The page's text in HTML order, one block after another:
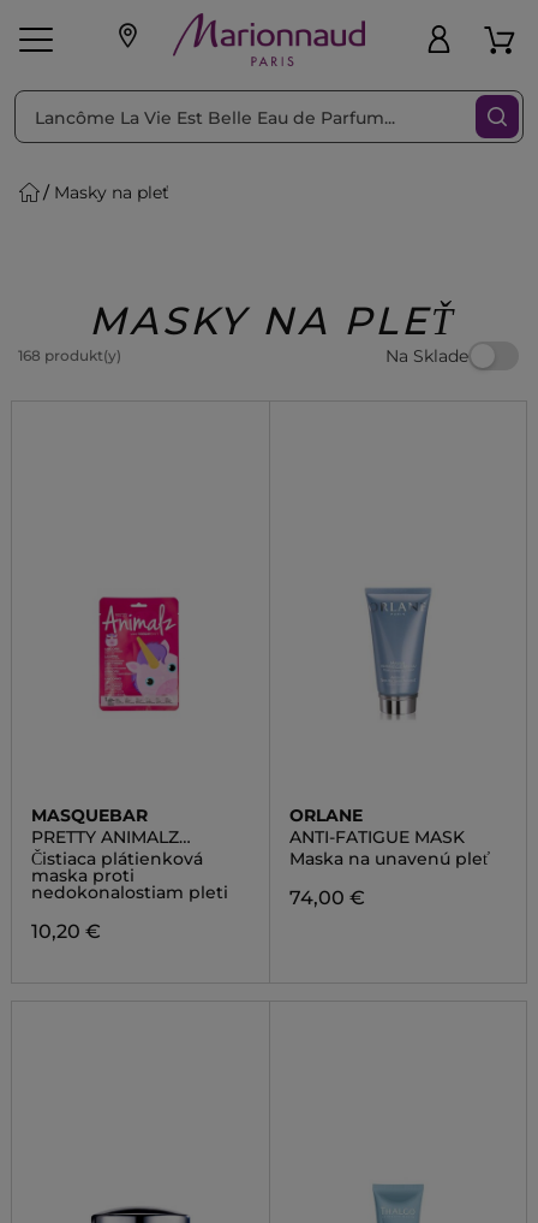
pleť Líčenie
Beauty
Masky na pleť
MASKY NA PLEŤ
168 produkt(y) Na Sklade
Triediť podľa Filtrovať
MASQUEBAR
PRETTY ANIMALZ
UNICORN
Čistiaca plátienková
maska proti
nedokonalostiam pleti
10,20 €
ORLANE
ANTI-FATIGUE MASK
Maska na unavenú pleť
74,00 €